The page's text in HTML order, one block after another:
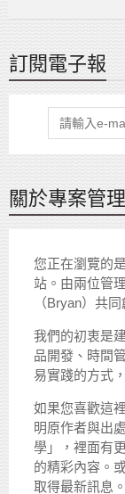
訂閱電子報
關於專案管
您正在瀏覽的
站。由兩位管
（Bryan）共同
我們的初衷是
品開發、時間
易實踐的方式
如果您喜歡這
明原作者與出
學」，裡面有
的精彩內容。
取得最新訊息